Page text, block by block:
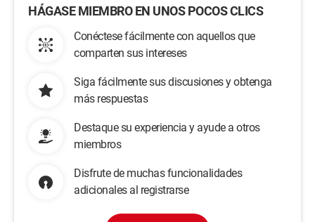
HÁGASE MIEMBRO EN UNOS POCOS CLICS
Conéctese fácilmente con aquellos que
comparten sus intereses
Siga fácilmente sus discusiones y obtenga
más respuestas
Destaque su experiencia y ayude a otros
miembros
Disfrute de muchas funcionalidades
adicionales al registrarse